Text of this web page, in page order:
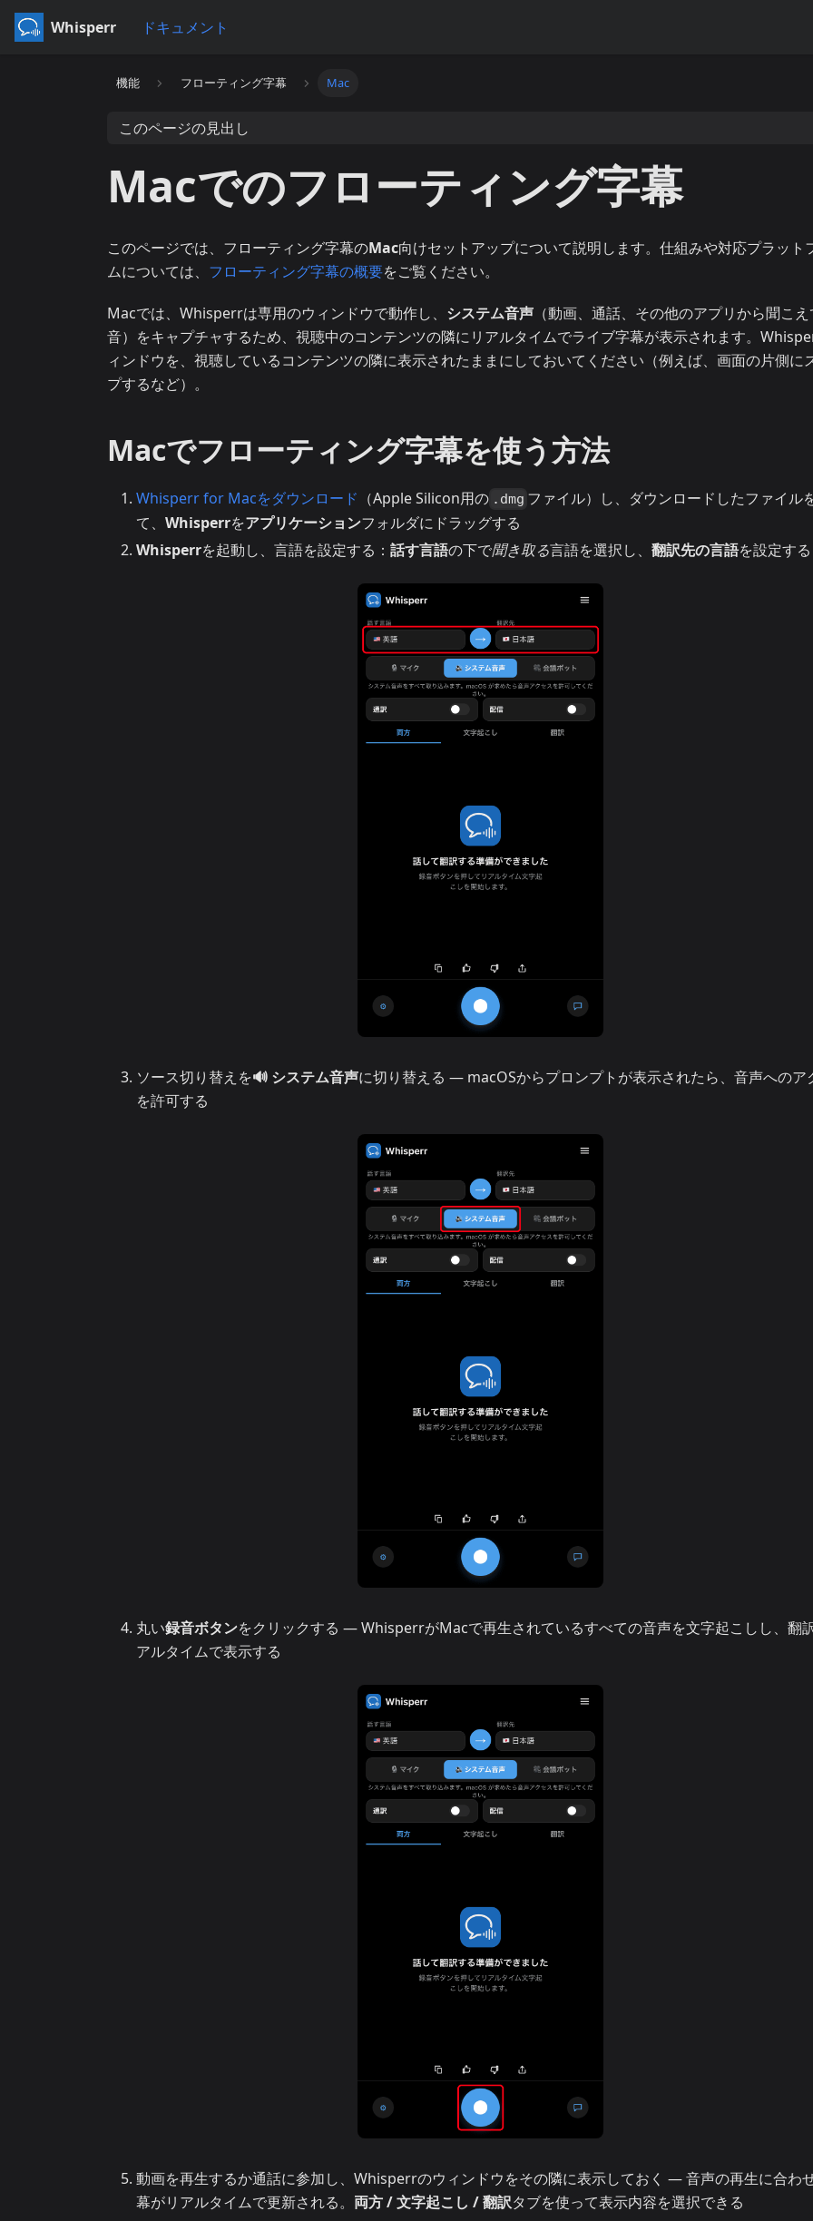
Whisperr ドキュメント
機能 フローティング字幕 Mac
このページの見出し
Macでのフローティング字幕
このページでは、フローティング字幕のMac向けセットアップについて説明します。仕組みや対応プラット
ムについては、 フローティング字幕の概要をご覧ください。
Macでは、Whisperrは専用のウィンドウで動作し、 システム音声 （動画、通話、その他のアプリから聞こ
音）をキャプチャするため、視聴中のコンテンツの隣にリアルタイムでライブ字幕が表示されます。
ィンドウを、視聴しているコンテンツの隣に表示されたままにしておいてください（例えば、画面の片側に
プするなど）。
Macでフローティング字幕を使う方法
Whisperr for Macをダウンロード （Apple Silicon用の .dmg ファイル）し、ダウンロードしたファイル
て、 Whisperrをアプリケーションフォルダにドラッグする
Whisperrを起動し、言語を設定する： 話す言語の下で聞き取る言語を選択し、 翻訳先の言語を設定する
ソース切り替えを🔊 システム音声に切り替える — macOSからプロンプトが表示されたら、音声へのア
を許可する
丸い録音ボタンをクリックする — WhisperrがMacで再生されているすべての音声を文字起こしし、翻
アルタイムで表示する
動画を再生するか通話に参加し、Whisperrのウィンドウをその隣に表示しておく — 音声の再生に合わ
幕がリアルタイムで更新される。 両方 / 文字起こし / 翻訳タブを使って表示内容を選択できる